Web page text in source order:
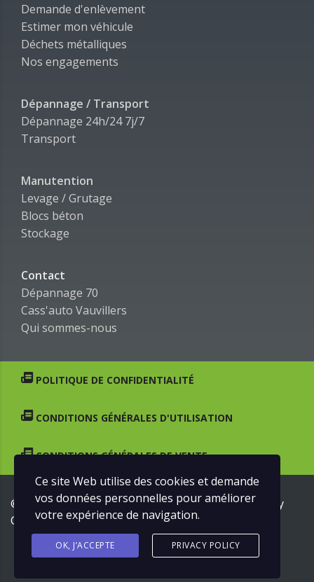
Demande d'enlèvement
Estimer mon véhicule
Déchets métalliques
Nos engagements
Dépannage / Transport
Dépannage 24h/24 7j/7
Transport
Manutention
Levage / Grutage
Blocs béton
Stockage
Contact
Dépannage 70
Cass'auto Vauvillers
Qui sommes-nous
POLITIQUE DE CONFIDENTIALITÉ
CONDITIONS GÉNÉRALES D'UTILISATION
CONDITIONS GÉNÉRALES DE VENTE
© SAS Dépannage702017. Tous droits réservés. By
Grafficoncept
Ce site Web utilise des cookies et demande
vos données personnelles pour améliorer
votre expérience de navigation.
OK, J’ACCEPTE PRIVACY POLICY